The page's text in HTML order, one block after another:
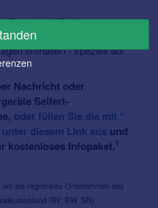
Gutschein für einen
Hörberatung und
enthalten - speziell auf
Nachricht oder
Seifert-
oder füllen Sie die mit *
diesem Link aus und
kostenloses Infopaket.1
als regionales Unternehmen das
(BY, BW, SN)